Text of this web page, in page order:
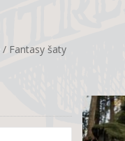
/ Fantasy šaty